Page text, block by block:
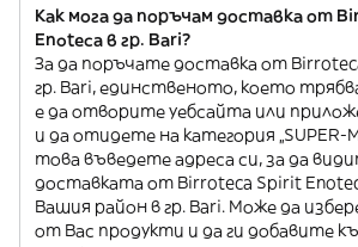
Как мога да поръчам доставка от
Enoteca в гр. Bari?
За да поръчате доставка от
гр. Bari, единственото, което
е да отворите уебсайта или
и да отидете на категория „SUPER-
това въведете адреса си, за да
доставката от Birroteca Spirit
Вашия район в гр. Bari. Може да
от Вас продукти и да ги добавите